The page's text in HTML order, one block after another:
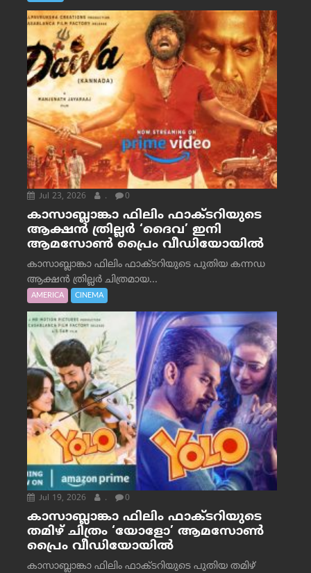
Jul 23, 2026 . 0
കാസാബ്ലാങ്കാ ഫിലിം ഫാക്ടറിയുടെ
ആക്ഷൻ ത്രില്ലർ ‘ദൈവ’ ഇനി
ആമസോൺ പ്രൈം വീഡിയോയിൽ
കാസാബ്ലാങ്കാ ഫിലിം ഫാക്ടറിയുടെ പുതിയ കന്നഡ
ആക്ഷൻ ത്രില്ലർ ചിത്രമായ...
AMERICA CINEMA
Jul 19, 2026 . 0
കാസാബ്ലാങ്കാ ഫിലിം ഫാക്ടറിയുടെ
തമിഴ് ചിത്രം ‘യോളോ’ ആമസോൺ
പ്രൈം വീഡിയോയിൽ
കാസാബ്ലാങ്കാ ഫിലിം ഫാക്ടറിയുടെ പുതിയ തമിഴ്